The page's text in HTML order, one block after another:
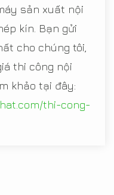
sản xuất nội
kín. Bạn gửi
cho chúng tôi,
thi công nội
khảo tại đây:
thi-cong-